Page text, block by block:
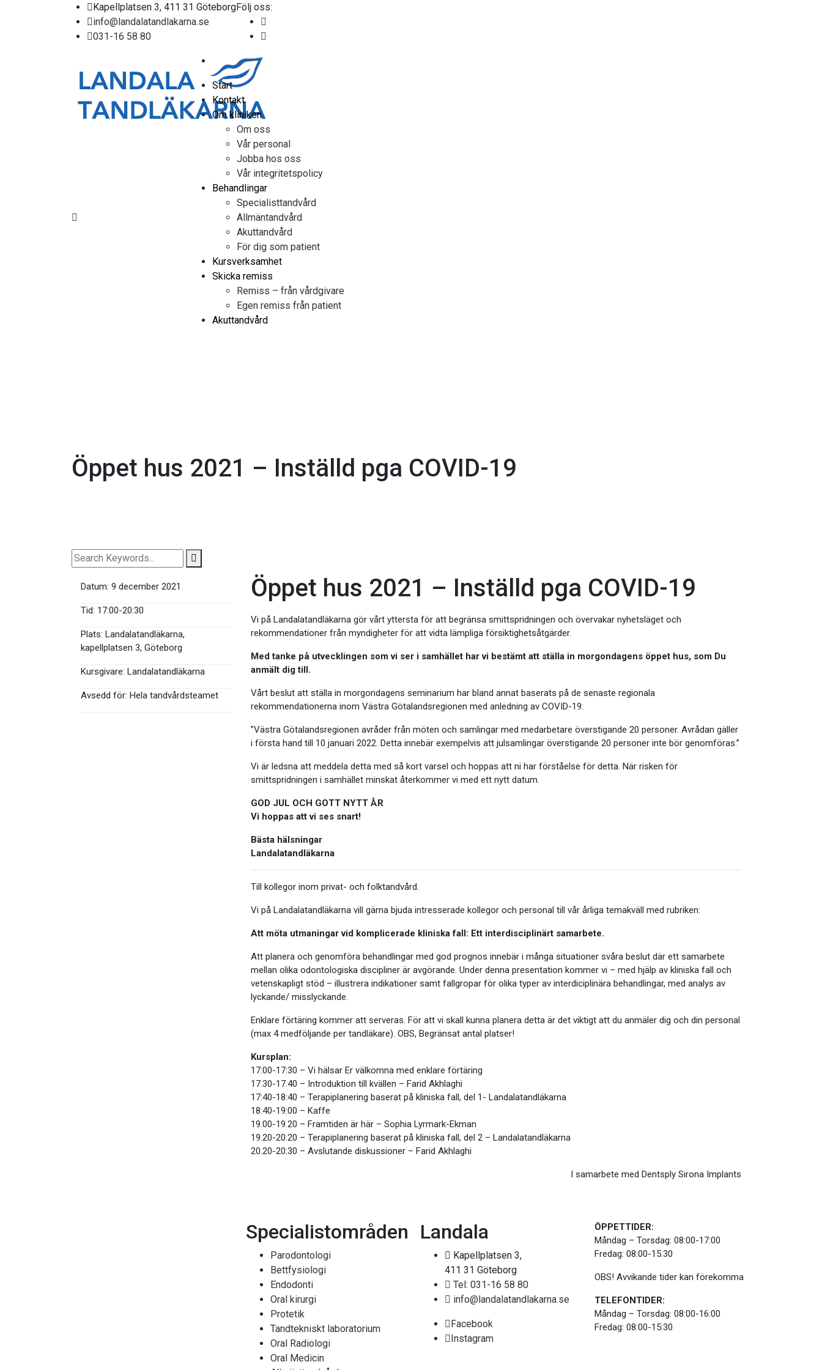
Kapellplatsen 3, 411 31 Göteborg
info@landalatandlakarna.se
031-16 58 80
Följ oss:
Start
Kontakt
Om kliniken
Om oss
Vår personal
Jobba hos oss
Vår integritetspolicy
Behandlingar
Specialisttandvård
Allmäntandvård
Akuttandvård
För dig som patient
Kursverksamhet
Skicka remiss
Remiss – från vårdgivare
Egen remiss från patient
Akuttandvård
Öppet hus 2021 – Inställd pga COVID-19
Datum: 9 december 2021
Tid: 17:00-20:30
Plats: Landalatandläkarna,
kapellplatsen 3, Göteborg
Kursgivare: Landalatandläkarna
Avsedd för: Hela tandvårdsteamet
Öppet hus 2021 – Inställd pga COVID-19
Vi på Landalatandläkarna gör vårt yttersta för att begränsa smittspridningen och övervakar nyhetsläget och
rekommendationer från myndigheter för att vidta lämpliga försiktighetsåtgärder.
Med tanke på utvecklingen som vi ser i samhället har vi bestämt att ställa in morgondagens öppet hus, som Du
anmält dig till.
Vårt beslut att ställa in morgondagens seminarium har bland annat baserats på de senaste regionala
rekommendationerna inom Västra Götalandsregionen med anledning av COVID-19:
”Västra Götalandsregionen avråder från möten och samlingar med medarbetare överstigande 20 personer. Avrådan gäller
i första hand till 10 januari 2022. Detta innebär exempelvis att julsamlingar överstigande 20 personer inte bör genomföras.”
Vi är ledsna att meddela detta med så kort varsel och hoppas att ni har förståelse för detta. När risken för
smittspridningen i samhället minskat återkommer vi med ett nytt datum.
GOD JUL OCH GOTT NYTT ÅR
Vi hoppas att vi ses snart!
Bästa hälsningar
Landalatandläkarna
Till kollegor inom privat- och folktandvård.
Vi på Landalatandläkarna vill gärna bjuda intresserade kollegor och personal till vår årliga temakväll med rubriken:
Att möta utmaningar vid komplicerade kliniska fall: Ett interdisciplinärt samarbete.
Att planera och genomföra behandlingar med god prognos innebär i många situationer svåra beslut där ett samarbete
mellan olika odontologiska discipliner är avgörande. Under denna presentation kommer vi – med hjälp av kliniska fall och
vetenskapligt stöd – illustrera indikationer samt fallgropar för olika typer av interdiciplinära behandlingar, med analys av
lyckande/ misslyckande.
Enklare förtäring kommer att serveras. För att vi skall kunna planera detta är det viktigt att du anmäler dig och din personal
(max 4 medföljande per tandläkare). OBS, Begränsat antal platser!
Kursplan:
17:00-17:30 – Vi hälsar Er välkomna med enklare förtäring
17.30-17.40 – Introduktion till kvällen – Farid Akhlaghi
17:40-18:40 – Terapiplanering baserat på kliniska fall, del 1- Landalatandläkarna
18:40-19:00 – Kaffe
19.00-19.20 – Framtiden är här – Sophia Lyrmark-Ekman
19.20-20:20 – Terapiplanering baserat på kliniska fall, del 2 – Landalatandläkarna
20.20-20:30 – Avslutande diskussioner – Farid Akhlaghi
I samarbete med Dentsply Sirona Implants
Specialistområden
Parodontologi
Bettfysiologi
Endodonti
Oral kirurgi
Protetik
Tandtekniskt laboratorium
Oral Radiologi
Oral Medicin
Landala
Kapellplatsen 3,
411 31 Göteborg
Tel: 031-16 58 80
info@landalatandlakarna.se
Facebook
Instagram
ÖPPETTIDER:
Måndag – Torsdag: 08:00-17:00
Fredag: 08:00-15:30
OBS! Avvikande tider kan förekomma
TELEFONTIDER:
Måndag – Torsdag: 08:00-16:00
Fredag: 08:00-15:30